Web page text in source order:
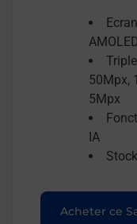
50Mpx,
5Mpx
IA
Acheter ce